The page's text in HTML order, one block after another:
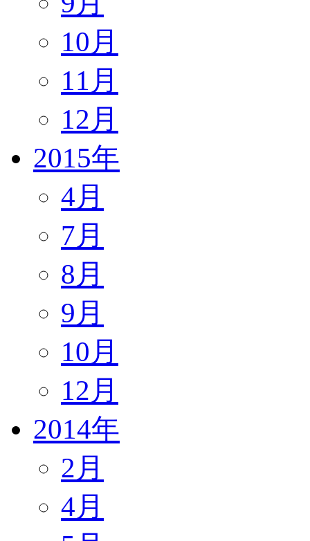
10月
11月
12月
2015年
4月
7月
8月
9月
10月
12月
2014年
2月
4月